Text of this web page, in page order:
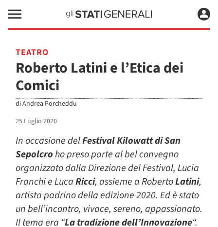
TEATRO
Roberto Latini e l’Etica dei
Comici
diAndrea Porcheddu
25 Luglio 2020
In occasione delFestival Kilowatt di San
Sepolcroho preso parte al bel convegno
organizzato dalla Direzione del Festival, Lucia
Franchi e LucaRicci, assieme a RobertoLatini,
artista padrino della edizione 2020. Ed è stato
un bell’incontro, vivace, sereno, appassionato.
Il tema era “La tradizione dell’Innovazione“.